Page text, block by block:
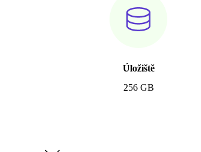
Úložiště
256 GB